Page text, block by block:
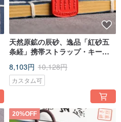
天然原鉱の辰砂、逸品「紅砂五
条経」携帯ストラップ・キーホ
含有量95%以上。
8,103円 10,128円
カスタム可
20%OFF